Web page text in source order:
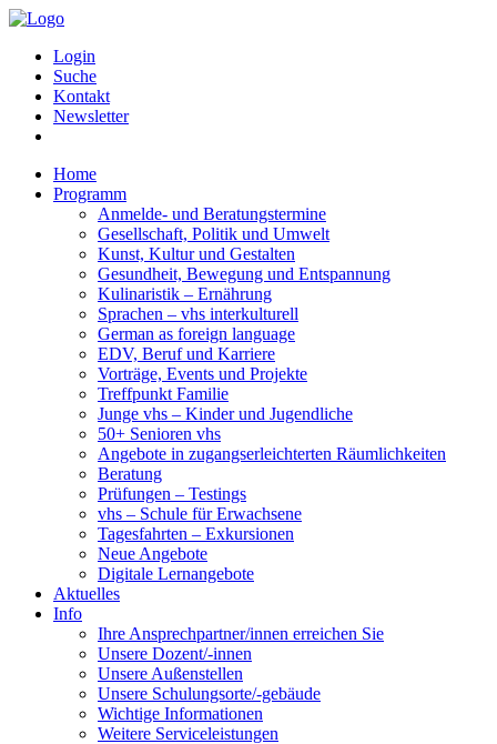
Login
Suche
Kontakt
Newsletter
Home
Programm
Anmelde- und Beratungstermine
Gesellschaft, Politik und Umwelt
Kunst, Kultur und Gestalten
Gesundheit, Bewegung und Entspannung
Kulinaristik – Ernährung
Sprachen – vhs interkulturell
German as foreign language
EDV, Beruf und Karriere
Vorträge, Events und Projekte
Treffpunkt Familie
Junge vhs – Kinder und Jugendliche
50+ Senioren vhs
Angebote in zugangserleichterten Räumlichkeiten
Beratung
Prüfungen – Testings
vhs – Schule für Erwachsene
Tagesfahrten – Exkursionen
Neue Angebote
Digitale Lernangebote
Aktuelles
Info
Ihre Ansprechpartner/innen erreichen Sie
Unsere Dozent/-innen
Unsere Außenstellen
Unsere Schulungsorte/-gebäude
Wichtige Informationen
Weitere Serviceleistungen